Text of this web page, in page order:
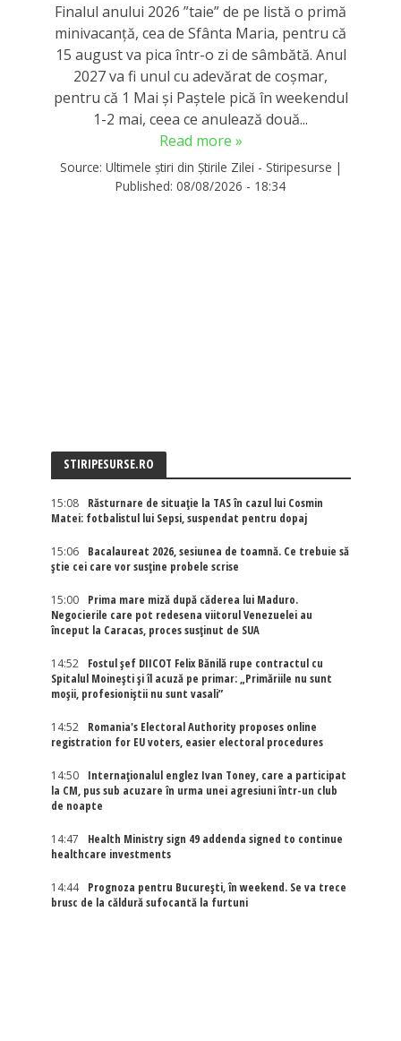
Finalul anului 2026 ”taie” de pe listă o primă
minivacanță, cea de Sfânta Maria, pentru că
15 august va pica într-o zi de sâmbătă. Anul
2027 va fi unul cu adevărat de coșmar,
pentru că 1 Mai și Paștele pică în weekendul
1-2 mai, ceea ce anulează două...
Read more »
Source: Ultimele știri din Știrile Zilei - Stiripesurse |
Published: 08/08/2026 - 18:34
STIRIPESURSE.RO
15:08
Răsturnare de situație la TAS în cazul lui Cosmin
Matei: fotbalistul lui Sepsi, suspendat pentru dopaj
15:06
Bacalaureat 2026, sesiunea de toamnă. Ce trebuie să
știe cei care vor susține probele scrise
15:00
Prima mare miză după căderea lui Maduro.
Negocierile care pot redesena viitorul Venezuelei au
început la Caracas, proces susținut de SUA
14:52
Fostul șef DIICOT Felix Bănilă rupe contractul cu
Spitalul Moinești și îl acuză pe primar: „Primăriile nu sunt
moșii, profesioniștii nu sunt vasali”
14:52
Romania's Electoral Authority proposes online
registration for EU voters, easier electoral procedures
14:50
Internaţionalul englez Ivan Toney, care a participat
la CM, pus sub acuzare în urma unei agresiuni într-un club
de noapte
14:47
Health Ministry sign 49 addenda signed to continue
healthcare investments
14:44
Prognoza pentru București, în weekend. Se va trece
brusc de la căldură sufocantă la furtuni